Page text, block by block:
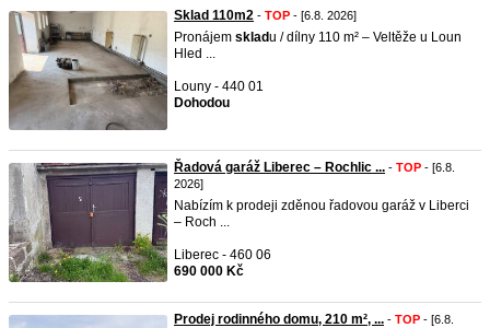
Sklad 110m2 - TOP - [6.8. 2026]
Pronájem skladu / dílny 110 m² – Veltěže u Loun
Hled ...
Louny - 440 01
Dohodou
Řadová garáž Liberec – Rochlic ... - TOP - [6.8.
2026]
Nabízím k prodeji zděnou řadovou garáž v Liberci
– Roch ...
Liberec - 460 06
690 000 Kč
Prodej rodinného domu, 210 m², ... - TOP - [6.8.